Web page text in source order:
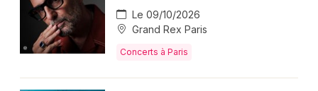
Le 09/10/2026
Grand Rex Paris
Concerts à Paris